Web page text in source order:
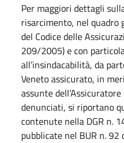
Per maggiori dettagli
risarcimento, nel quadro
del Codice delle
209/2005) e con
all’insindacabilità, da
Veneto assicurato, in
assunte
denunciati, si riportano
contenute nella DGR n.
pubblicate nel BUR n.